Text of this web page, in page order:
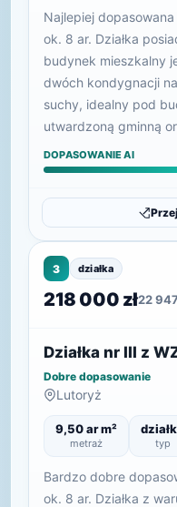
Najlepiej
ok. 8 ar. Działka
budynek mieszkalny
dwóch kondygnacji
suchy, idealny pod
utwardzoną gminną
DOPASOWANIE AI
3 działka
218 000 zł22
Działka nr III z
Dobre dopasowanie
Lutoryż
9,50 ar m²
metraż typ
Bardzo dobre
ok. 8 ar. Działka z